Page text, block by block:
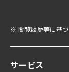
※ 閲覧履歴等に基
サービス